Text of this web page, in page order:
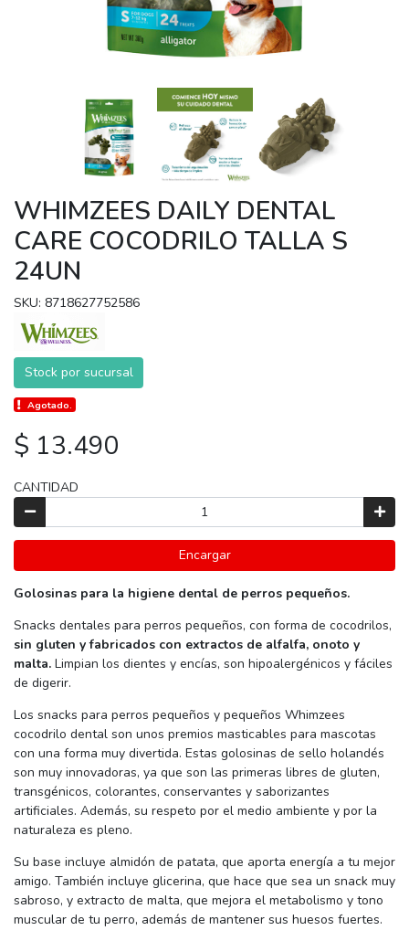
WHIMZEES DAILY DENTAL
CARE COCODRILO TALLA S
24UN
SKU: 8718627752586
Stock por sucursal
Agotado.
$ 13.490
CANTIDAD
Encargar
Golosinas para la higiene dental de perros pequeños.
Snacks dentales para perros pequeños, con forma de cocodrilos,
sin gluten y fabricados con extractos de alfalfa, onoto y
malta. Limpian los dientes y encías, son hipoalergénicos y fáciles
de digerir.
Los snacks para perros pequeños y pequeños Whimzees
cocodrilo dental son unos premios masticables para mascotas
con una forma muy divertida. Estas golosinas de sello holandés
son muy innovadoras, ya que son las primeras libres de gluten,
transgénicos, colorantes, conservantes y saborizantes
artificiales. Además, su respeto por el medio ambiente y por la
naturaleza es pleno.
Su base incluye almidón de patata, que aporta energía a tu mejor
amigo. También incluye glicerina, que hace que sea un snack muy
sabroso, y extracto de malta, que mejora el metabolismo y tono
muscular de tu perro, además de mantener sus huesos fuertes.